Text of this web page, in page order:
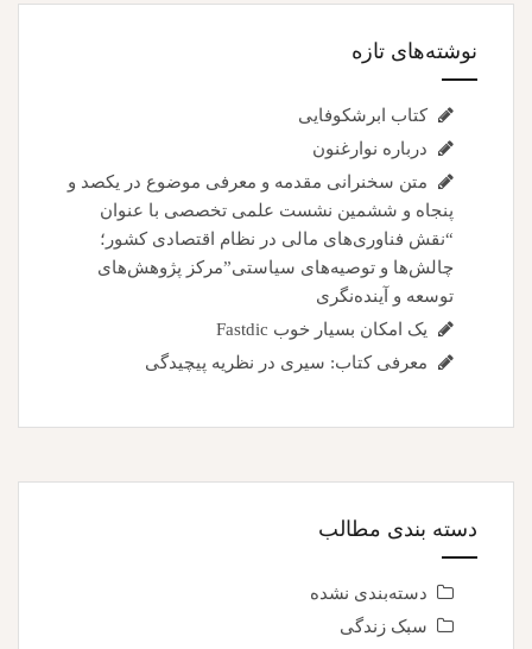
نوشته‌های تازه
کتاب ابرشکوفایی
درباره نوارغنون
متن سخنرانی مقدمه و معرفی موضوع در یکصد و
پنجاه و ششمین نشست علمی تخصصی با عنوان
“نقش فناوری‌های مالی در نظام اقتصادی کشور؛
چالش‌ها و توصیه‌های سیاستی”مرکز پژوهش‌های
توسعه و آینده‌نگری
یک امکان بسیار خوب Fastdic
معرفی کتاب: سیری در نظریه پیچیدگی
دسته بندی مطالب
دسته‌بندی نشده
سبک زندگی